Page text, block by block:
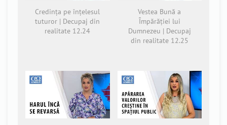
Credința pe înțelesul
tuturor | Decupaj din
realitate 12.24
Vestea Bună a
Împărăției lui
Dumnezeu | Decupaj
din realitate 12.25